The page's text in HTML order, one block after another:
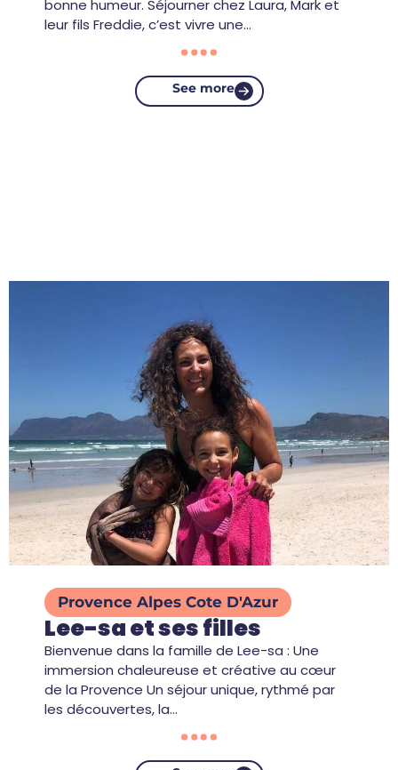
bonne humeur. Séjourner chez Laura, Mark et
leur fils Freddie, c’est vivre une…
See more
Provence Alpes Cote D'Azur
Lee-sa et ses filles
Bienvenue dans la famille de Lee-sa : Une
immersion chaleureuse et créative au cœur
de la Provence Un séjour unique, rythmé par
les découvertes, la…